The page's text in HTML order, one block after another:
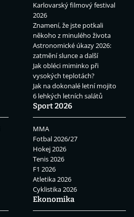
Karlovarský filmový festival
2026
Znamení, že jste potkali
někoho z minulého života
Astronomické úkazy 2026:
zatmění slunce a další
Jak obléci miminko při
vysokých teplotách?
Jak na dokonalé letní mojito
6 lehkých letních salátů
Sport 2026
MMA
Fotbal 2026/27
Hokej 2026
Tenis 2026
F1 2026
Atletika 2026
Cyklistika 2026
Ekonomika